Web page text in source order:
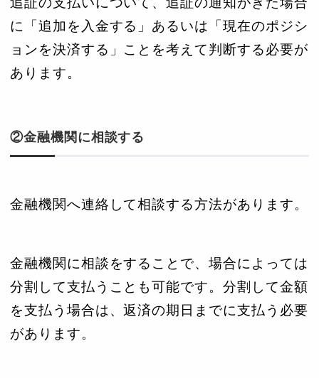
に「追加を入金する」あるいは「現在のポジシ
ョンを決済する」ことを考えて判断する必要が
あります。
②金融機関に相談する
金融機関へ連絡して相談する方法があります。
金融機関に相談をすることで、場合によっては
分割して支払うことも可能です。分割して金額
を支払う場合は、返済の期日までに支払う必要
があります。